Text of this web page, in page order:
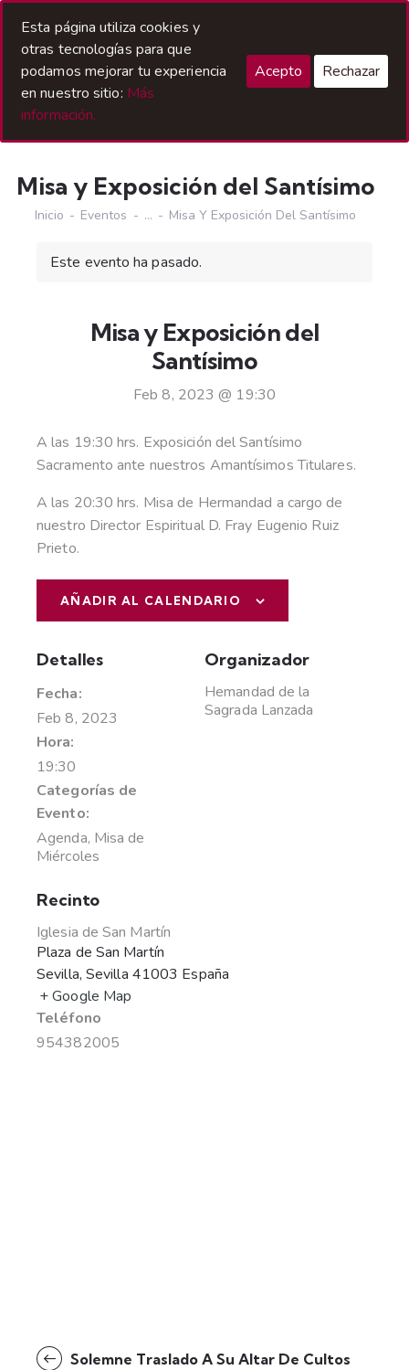
Misa y Exposición del Santísimo
Inicio Eventos ... Misa Y Exposición Del Santísimo
Este evento ha pasado.
Misa y Exposición del
Santísimo
Feb 8, 2023 @ 19:30
A las 19:30 hrs. Exposición del Santísimo
Sacramento ante nuestros Amantísimos Titulares.
A las 20:30 hrs. Misa de Hermandad a cargo de
nuestro Director Espiritual D. Fray Eugenio Ruiz
Prieto.
AÑADIR AL CALENDARIO
Detalles
Fecha:
Feb 8, 2023
Hora:
19:30
Categorías de
Evento:
Agenda, Misa de
Miércoles
Organizador
Hemandad de la
Sagrada Lanzada
Recinto
Iglesia de San Martín
Plaza de San Martín
Sevilla, Sevilla 41003 España
+ Google Map
Teléfono
954382005
Solemne Traslado A Su Altar De Cultos
Esta página utiliza cookies y
otras tecnologías para que
podamos mejorar tu experiencia
en nuestro sitio: Más
información.
Acepto Rechazar